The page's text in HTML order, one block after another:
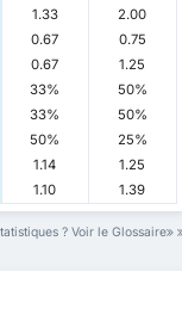
1.33
2.00
0.67
0.75
0.67
1.25
33%
50%
33%
50%
50%
25%
1.14
1.25
1.10 1.39
? Voir le Glossaire